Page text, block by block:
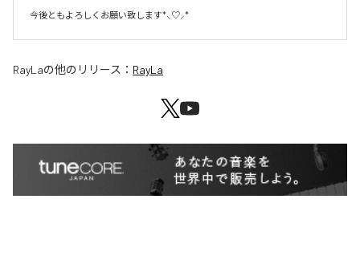
今後ともよろしくお願い致します*⸜♡⸝*
RayLaの他のリリース： RayLa